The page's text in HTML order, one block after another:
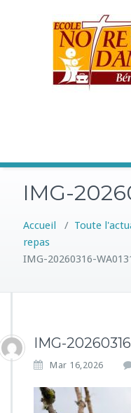
IMG-
Accueil / Toute
repas
IMG-20260316-
IMG-
Mar 16,2026